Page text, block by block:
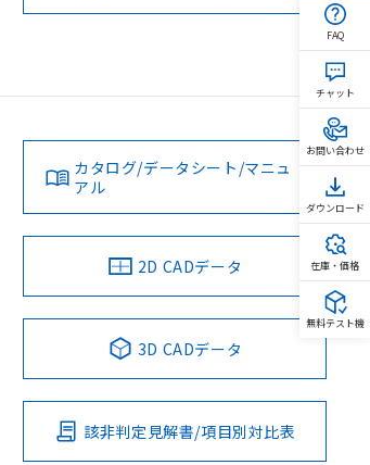
カタログ/データシート/マニュ
アル
2D CADデータ
3D CADデータ
該非判定見解書/項目別対比表
FAQ
チャット
お問い合わせ
ダウンロード
在庫・価格
無料テスト機